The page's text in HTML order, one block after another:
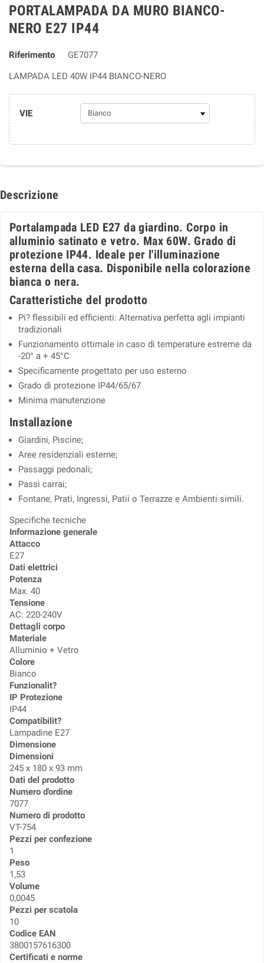
PORTALAMPADA DA MURO BIANCO-
NERO E27 IP44
Riferimento
GE7077
LAMPADA LED 40W IP44 BIANCO-NERO
VIE
Descrizione
Portalampada LED E27 da giardino. Corpo in
alluminio satinato e vetro. Max 60W. Grado di
protezione IP44. Ideale per l'illuminazione
esterna della casa. Disponibile nella colorazione
bianca o nera.
Caratteristiche del prodotto
Pi? flessibili ed efficienti: Alternativa perfetta agli impianti
tradizionali
Funzionamento ottimale in caso di temperature estreme da
-20° a + 45°C
Specificamente progettato per uso esterno
Grado di protezione IP44/65/67
Minima manutenzione
Installazione
Giardini, Piscine;
Aree residenziali esterne;
Passaggi pedonali;
Passi carrai;
Fontane, Prati, Ingressi, Patii o Terrazze e Ambienti simili.
Specifiche tecniche
Informazione generale
Attacco
E27
Dati elettrici
Potenza
Max. 40
Tensione
AC: 220-240V
Dettagli corpo
Materiale
Alluminio + Vetro
Colore
Bianco
Funzionalit?
IP Protezione
IP44
Compatibilit?
Lampadine E27
Dimensione
Dimensioni
245 x 180 x 93 mm
Dati del prodotto
Numero d'ordine
7077
Numero di prodotto
VT-754
Pezzi per confezione
1
Peso
1,53
Volume
0,0045
Pezzi per scatola
10
Codice EAN
3800157616300
Certificati e norme